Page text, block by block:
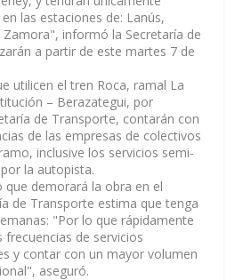
las estaciones de: Lanús,
informó la Secretaría de
a partir de este martes 7 de
utilicen el tren Roca, ramal La
– Berazategui, por
de Transporte, contarán con
de las empresas de colectivos
inclusive los servicios semi-
la autopista.
que demorará la obra en el
de Transporte estima que tenga
"Por lo que rápidamente
de servicios
y contar con un mayor volumen
aseguró.